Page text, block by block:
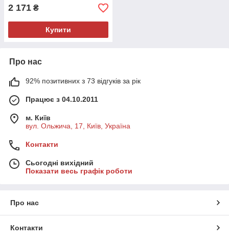
2 171 ₴
Купити
Про нас
92% позитивних з 73 відгуків за рік
Працює з 04.10.2011
м. Київ
вул. Ольжича, 17, Київ, Україна
Контакти
Сьогодні вихідний
Показати весь графік роботи
Про нас
Контакти